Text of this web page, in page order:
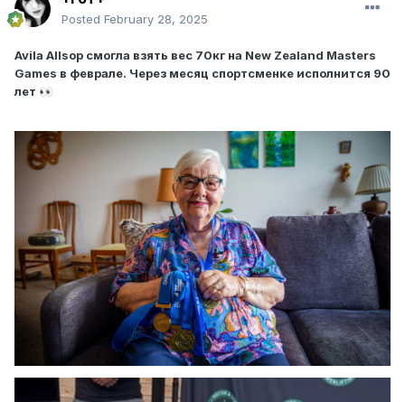
Posted February 28, 2025
Avila Allsop смогла взять вес 70кг на New Zealand Masters
Games в феврале. Через месяц спортсменке исполнится 90
лет 👀